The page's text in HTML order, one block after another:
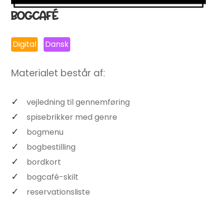
BOGCAFÉ
Digital Dansk
Materialet består af:
vejledning til gennemføring
spisebrikker med genre
bogmenu
bogbestilling
bordkort
bogcafé-skilt
reservationsliste